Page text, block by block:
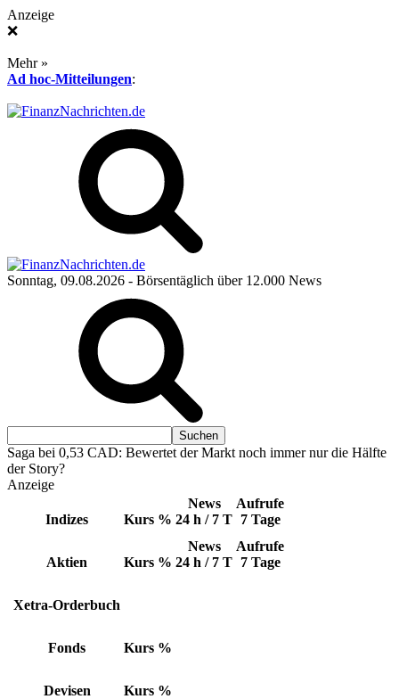
Anzeige
❌
Mehr »
Ad hoc-Mitteilungen:
Sonntag, 09.08.2026 - Börsentäglich über 12.000 News
Saga bei 0,53 CAD: Bewertet der Markt noch immer nur die Hälfte
der Story?
Anzeige
Indizes Kurs %
News
24 h / 7 T
Aufrufe
7 Tage
Aktien Kurs %
News
24 h / 7 T
Aufrufe
7 Tage
Xetra-Orderbuch
Fonds Kurs %
Devisen Kurs %